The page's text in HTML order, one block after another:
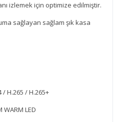
izlemek için optimize edilmiştir.
sağlayan sağlam şık kasa
/ H.265+
LED